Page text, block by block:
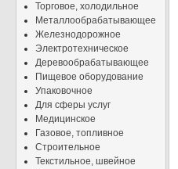
Торговое, холодильное
Металлообрабатывающее
Железнодорожное
Электротехническое
Деревообрабатывающее
Пищевое оборудование
Упаковочное
Для сферы услуг
Медицинское
Газовое, топливное
Строительное
Текстильное, швейное